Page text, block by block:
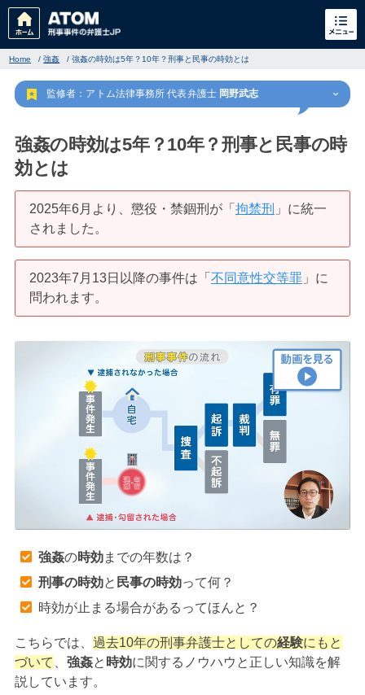
刑事事件 でお困りの方
刑事事件の無料相談
家族が逮捕された方はこちら
刑事事件の記事一覧
アトムについて 知りたい方
弁護士紹介
弁護士費用
アクセス
解決実績
ご依頼者からのお手紙
Home /強姦 /強姦の時効は5年？10年？刑事と民事の時効とは
監修者：アトム法律事務所 代表弁護士 岡野武志
強姦の時効は5年？10年？刑事と民事の時
効とは
2025年6月より、懲役・禁錮刑が「 拘禁刑 」に統一
されました。
2023年7月13日以降の事件は「 不同意性交等罪」に
問われます。
強姦の時効までの年数は？
刑事の時効と 民事の時効って何？
時効が止まる場合があるってほんと？
こちらでは、 過去10年の刑事弁護士としての経験にもと
づいて
強姦と 時効に関するノウハウと正しい知識を解
説しています。